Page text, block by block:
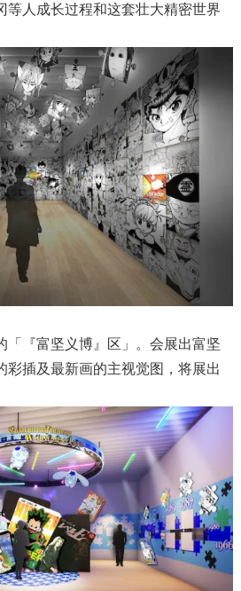
等人成长过程和这套壮大精密世界
「『富坚义博』区」。会展出富坚
彩插及最新画的主视觉图，将展出